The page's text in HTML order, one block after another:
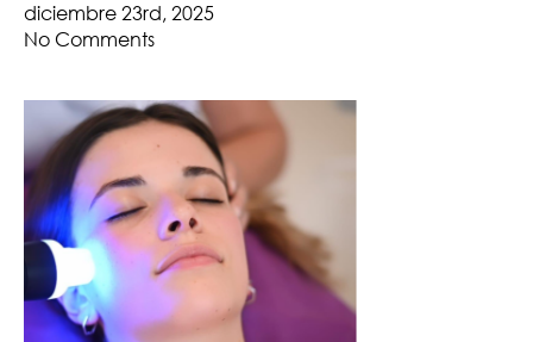
diciembre 23rd, 2025
No Comments